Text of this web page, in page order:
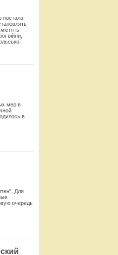
постала
війни,
до
створені
у
мер в
в
Для
очередь